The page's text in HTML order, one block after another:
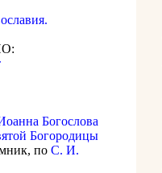
Богослова
Богородицы
по С. И.